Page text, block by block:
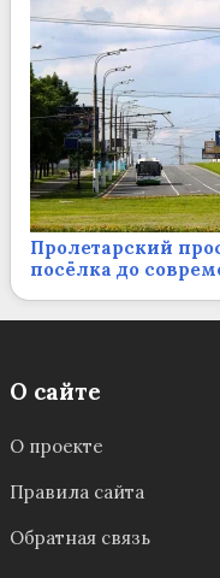
Пролетарский
посёлка до
О сайте
О проекте
Правила сайта
Обратная связь